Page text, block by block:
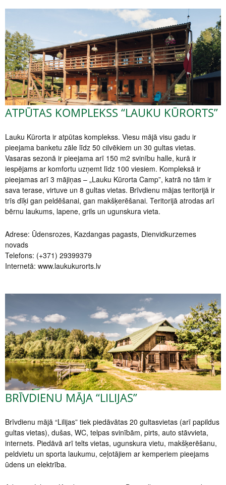
ATPŪTAS KOMPLEKSS “LAUKU KŪRORTS”
Lauku Kūrorta ir atpūtas komplekss. Viesu mājā visu gadu ir
pieejama banketu zāle līdz 50 cilvēkiem un 30 gultas vietas.
Vasaras sezonā ir pieejama arī 150 m2 svinību halle, kurā ir
iespējams ar komfortu uzņemt līdz 100 viesiem. Kompleksā ir
pieejamas arī 3 mājiņas – „Lauku Kūrorta Camp”, katrā no tām ir
sava terase, virtuve un 8 gultas vietas. Brīvdienu mājas teritorijā ir
trīs dīķi gan peldēšanai, gan makšķerēšanai. Teritorijā atrodas arī
bērnu laukums, lapene, grils un ugunskura vieta.
Adrese: Ūdensrozes, Kazdangas pagasts, Dienvidkurzemes
novads
Telefons: (+371) 29399379
Internetā: www.laukukurorts.lv
BRĪVDIENU MĀJA “LILIJAS”
Brīvdienu mājā “Lilijas” tiek piedāvātas 20 gultasvietas (arī papildus
gultas vietas), dušas, WC, telpas svinībām, pirts, auto stāvvieta,
internets. Piedāvā arī telts vietas, ugunskura vietu, makšķerēšanu,
peldvietu un sporta laukumu, ceļotājiem ar kemperiem pieejams
ūdens un elektrība.